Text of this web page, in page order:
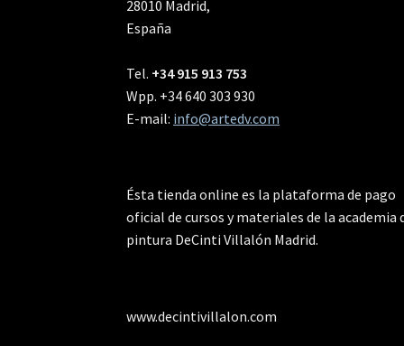
28010 Madrid,
España
Tel. +34 915 913 753
Wpp. +34 640 303 930
E-mail: info@artedv.com
Ésta tienda online es la plataforma de pago
oficial de cursos y materiales de la academia
pintura DeCinti Villalón Madrid.
www.decintivillalon.com